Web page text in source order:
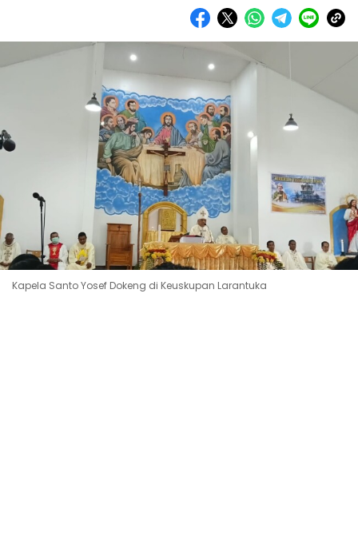
Kapela Santo Yosef Dokeng di Keuskupan Larantuka